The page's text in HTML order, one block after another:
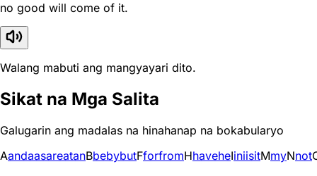
no good will come of it.
Walang mabuti ang mangyayari dito.
Sikat na Mga Salita
Galugarin ang madalas na hinahanap na bokabularyo
AandaasareatanBbebybutFforfromHhaveheIiniisitMmyNnot